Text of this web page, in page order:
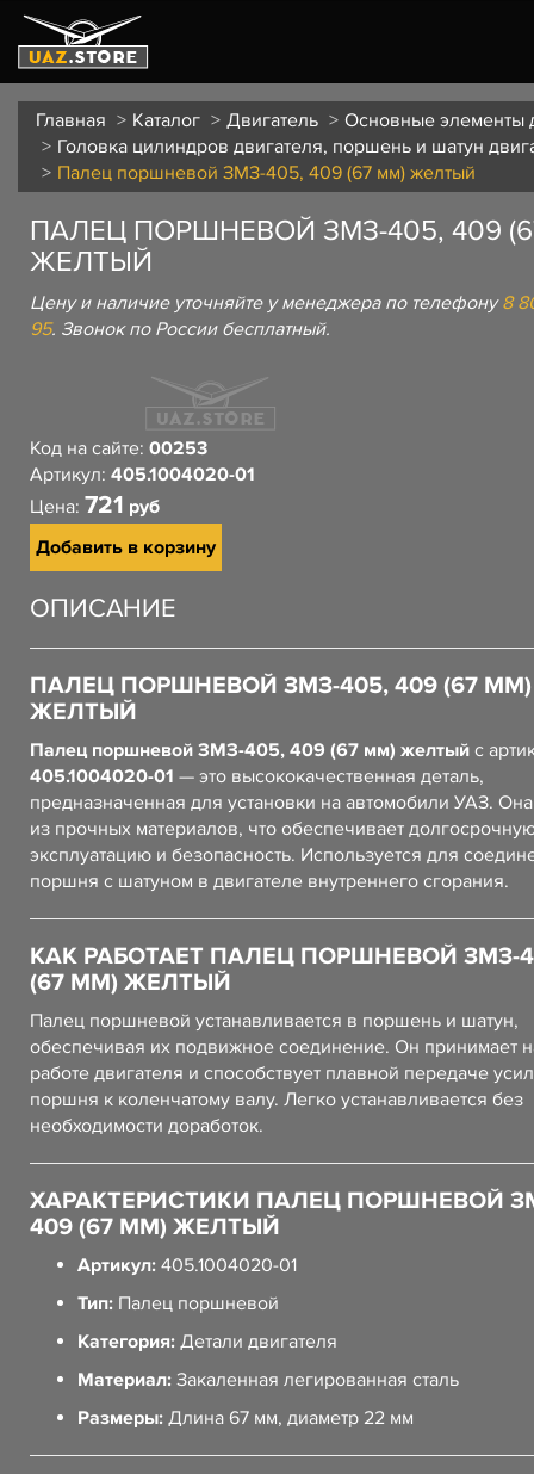
Главная Каталог Двигатель
Основные элементы
Головка цилиндров двигателя, поршень и шатун
Палец поршневой ЗМЗ-405, 409 (67 мм) желтый
ПАЛЕЦ ПОРШНЕВОЙ ЗМЗ-405, 409
ЖЕЛТЫЙ
Цену и наличие уточняйте у менеджера по телефону8
95. Звонок по России бесплатный.
Код на сайте: 00253
Артикул: 405.1004020-01
Цена: 721 руб
Добавить в корзину
ОПИСАНИЕ
ПАЛЕЦ ПОРШНЕВОЙ ЗМЗ-405, 409 (67 ММ)
ЖЕЛТЫЙ
Палец поршневой ЗМЗ-405, 409 (67 мм) желтый с
405.1004020-01 — это высококачественная деталь,
предназначенная для установки на автомобили УАЗ.
из прочных материалов, что обеспечивает
эксплуатацию и безопасность. Используется для
поршня с шатуном в двигателе внутреннего сгорания.
КАК РАБОТАЕТ ПАЛЕЦ ПОРШНЕВОЙ ЗМЗ-
(67 ММ) ЖЕЛТЫЙ
Палец поршневой устанавливается в поршень и шатун,
обеспечивая их подвижное соединение. Он принимает
работе двигателя и способствует плавной передаче
поршня к коленчатому валу. Легко устанавливается без
необходимости доработок.
ХАРАКТЕРИСТИКИ ПАЛЕЦ ПОРШНЕВОЙ
409 (67 ММ) ЖЕЛТЫЙ
Артикул: 405.1004020-01
Тип: Палец поршневой
Категория: Детали двигателя
Материал: Закаленная легированная сталь
Размеры: Длина 67 мм, диаметр 22 мм